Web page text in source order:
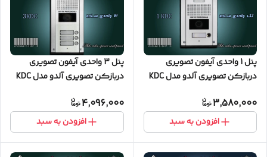
پنل 1 واحدی آیفون تصویری
دربازکن تصویری آلدو مدل KDC
3,580,000
افزودن به سبد
پنل 3 واحدی آیفون تصویری
دربازکن تصویری آلدو مدل KDC
4,096,000
افزودن به سبد